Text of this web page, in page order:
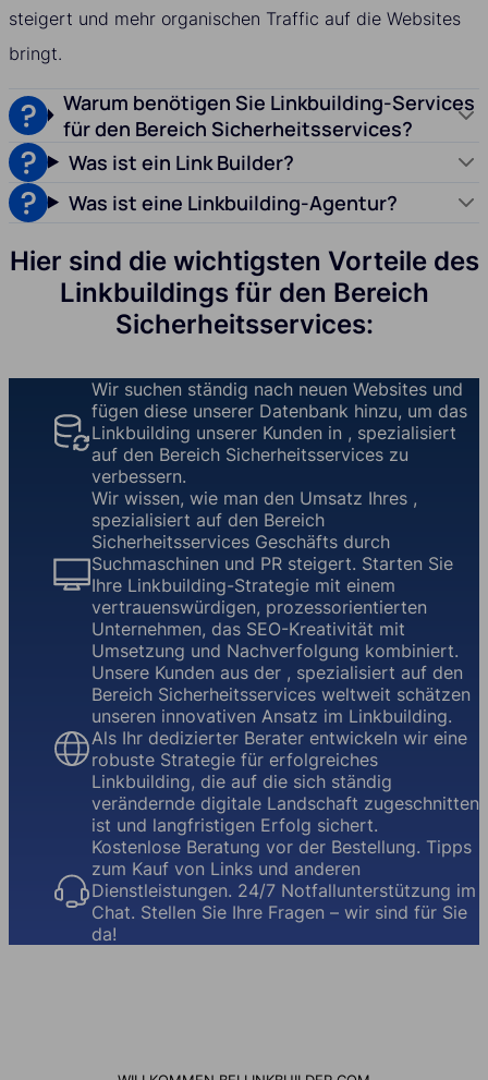
steigert und mehr organischen Traffic auf die Websites
bringt.
Warum benötigen Sie Linkbuilding-Services
für den Bereich Sicherheitsservices?
Was ist ein Link Builder?
Was ist eine Linkbuilding-Agentur?
Hier sind die wichtigsten Vorteile des
Linkbuildings für den Bereich
Sicherheitsservices:
Wir suchen ständig nach neuen Websites und
fügen diese unserer Datenbank hinzu, um das
Linkbuilding unserer Kunden in , spezialisiert
auf den Bereich Sicherheitsservices zu
verbessern.
Wir wissen, wie man den Umsatz Ihres ,
spezialisiert auf den Bereich
Sicherheitsservices Geschäfts durch
Suchmaschinen und PR steigert. Starten Sie
Ihre Linkbuilding-Strategie mit einem
vertrauenswürdigen, prozessorientierten
Unternehmen, das SEO-Kreativität mit
Umsetzung und Nachverfolgung kombiniert.
Unsere Kunden aus der , spezialisiert auf den
Bereich Sicherheitsservices weltweit schätzen
unseren innovativen Ansatz im Linkbuilding.
Als Ihr dedizierter Berater entwickeln wir eine
robuste Strategie für erfolgreiches
Linkbuilding, die auf die sich ständig
verändernde digitale Landschaft zugeschnitten
ist und langfristigen Erfolg sichert.
Kostenlose Beratung vor der Bestellung. Tipps
zum Kauf von Links und anderen
Dienstleistungen. 24/7 Notfallunterstützung im
Chat. Stellen Sie Ihre Fragen – wir sind für Sie
da!